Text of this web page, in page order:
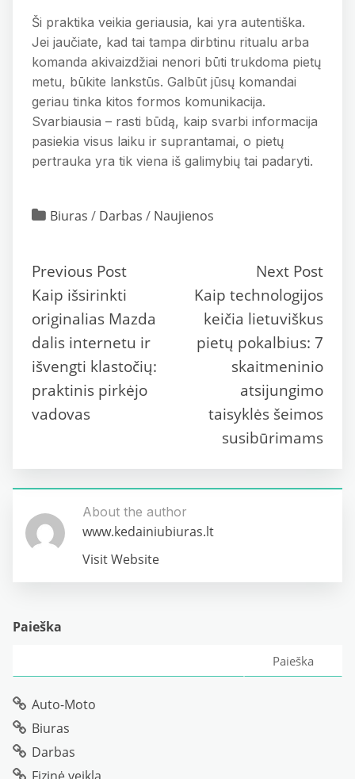
Ši praktika veikia geriausia, kai yra autentiška.
Jei jaučiate, kad tai tampa dirbtinu ritualu arba
komanda akivaizdžiai nenori būti trukdoma pietų
metu, būkite lankstūs. Galbūt jūsų komandai
geriau tinka kitos formos komunikacija.
Svarbiausia – rasti būdą, kaip svarbi informacija
pasiekia visus laiku ir suprantamai, o pietų
pertrauka yra tik viena iš galimybių tai padaryti.
Biuras / Darbas / Naujienos
Previous Post
Kaip išsirinkti
originalias Mazda
dalis internetu ir
išvengti klastočių:
praktinis pirkėjo
vadovas
Next Post
Kaip technologijos
keičia lietuviškus
pietų pokalbius: 7
skaitmeninio
atsijungimo
taisyklės šeimos
susibūrimams
About the author
www.kedainiubiuras.lt
Visit Website
Paieška
Paieška
Auto-Moto
Biuras
Darbas